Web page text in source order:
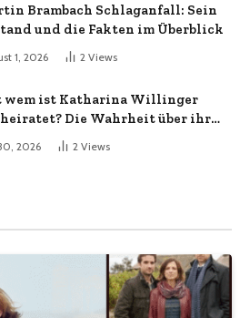
Brambach Schlaganfall: Sein
und die Fakten im Überblick
1, 2026 2 Views
wem ist Katharina Willinger
Die Wahrheit über ihr
2026 2 Views